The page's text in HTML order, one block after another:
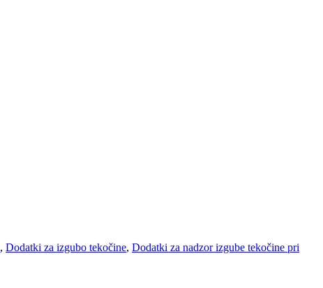
, Dodatki za izgubo tekočine, Dodatki za nadzor izgube tekočine pri